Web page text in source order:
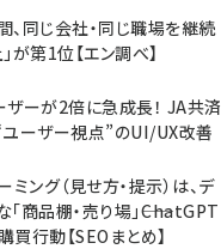
、同じ会社・同じ職場を継続
が第1位【エン調べ】
ザーが2倍に急成長！ JA共済
ユーザー視点”のUI/UX改善
ング（見せ方・提示）は、デ
商品棚・売り場」――ChatGPT
買行動【SEOまとめ】